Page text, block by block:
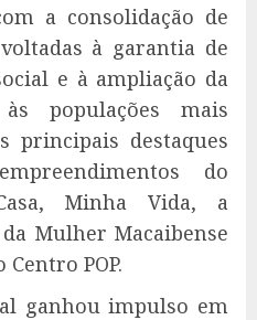
a consolidação de
à garantia de
e à ampliação da
populações mais
principais destaques
do
Minha Vida, a
Mulher Macaibense
POP.
ganhou impulso em